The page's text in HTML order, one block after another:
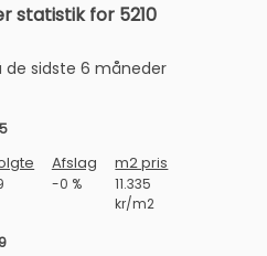
statistik for 5210
de sidste 6 måneder
Afslag m2 pris
-0 %
11.335
kr/m2